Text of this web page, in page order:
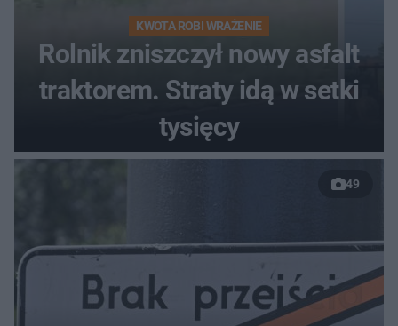
KWOTA ROBI WRAŻENIE
Rolnik zniszczył nowy asfalt
traktorem. Straty idą w setki
tysięcy
49